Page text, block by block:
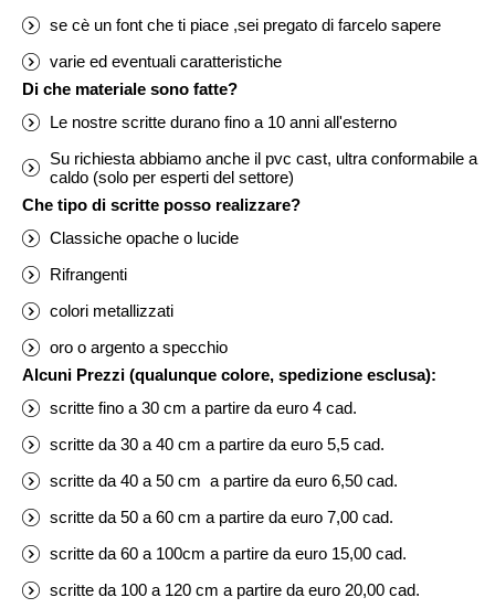
se cè un font che ti piace ,sei pregato di farcelo sapere
varie ed eventuali caratteristiche
Di che materiale sono fatte?
Le nostre scritte durano fino a 10 anni all'esterno
Su richiesta abbiamo anche il pvc cast, ultra conformabile a
caldo (solo per esperti del settore)
Che tipo di scritte posso realizzare?
Classiche opache o lucide
Rifrangenti
colori metallizzati
oro o argento a specchio
Alcuni Prezzi (qualunque colore, spedizione esclusa):
scritte fino a 30 cm a partire da euro 4 cad.
scritte da 30 a 40 cm a partire da euro 5,5 cad.
scritte da 40 a 50 cm a partire da euro 6,50 cad.
scritte da 50 a 60 cm a partire da euro 7,00 cad.
scritte da 60 a 100cm a partire da euro 15,00 cad.
scritte da 100 a 120 cm a partire da euro 20,00 cad.